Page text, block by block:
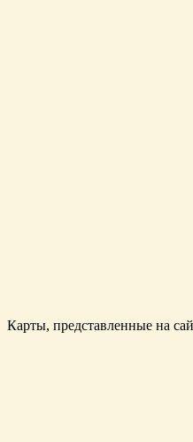
Карты, представленные на